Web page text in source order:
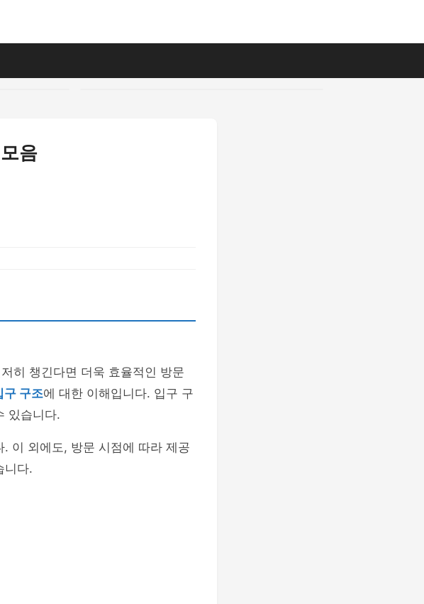
음
히 챙긴다면 더욱 효율적인 방문
구 구조에 대한 이해입니다. 입구 구
있습니다.
이 외에도, 방문 시점에 따라 제공
니다.